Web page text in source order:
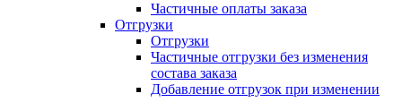
Частичные оплаты заказа
Отгрузки
Отгрузки
Частичные отгрузки без изменения
состава заказа
Добавление отгрузок при изменении